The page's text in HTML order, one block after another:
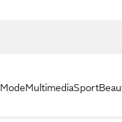
ModeMultimediaSport